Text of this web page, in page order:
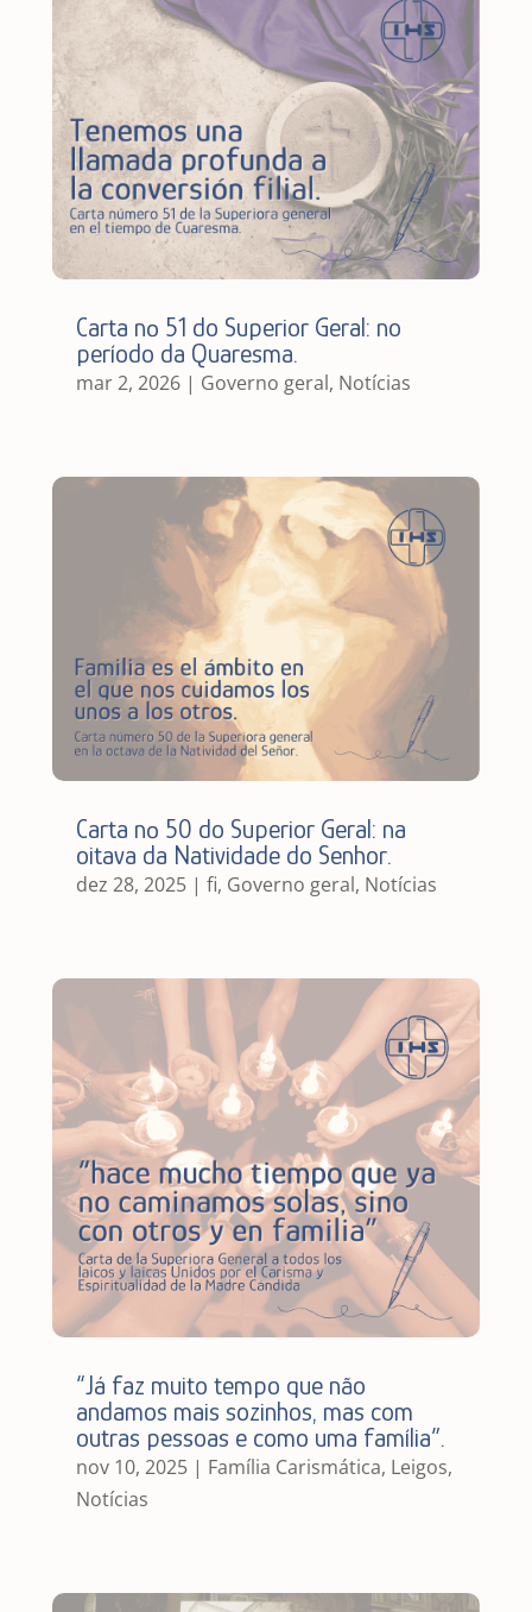
Carta nº 51 do Superior Geral: no
período da Quaresma.
mar 2, 2026| Governo geral, Notícias
Carta nº 50 do Superior Geral: na
oitava da Natividade do Senhor.
dez 28, 2025| fi, Governo geral, Notícias
“Já faz muito tempo que não
andamos mais sozinhos, mas com
outras pessoas e como uma família”.
nov 10, 2025| Família Carismática, Leigos,
Notícias